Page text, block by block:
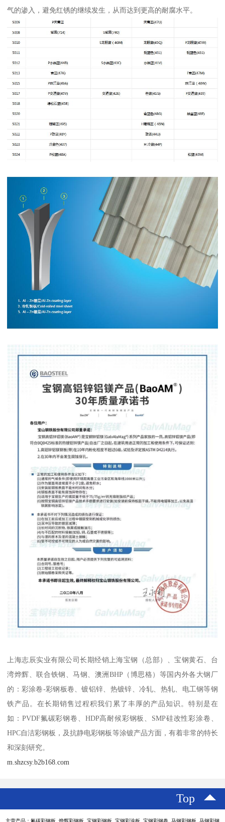
气的渗入，避免红锈的继续发生，从而达到更高的耐腐水平。
上海志辰实业有限公司长期经销上海宝钢（总部）、宝钢黄石、台
湾烨辉、联合铁钢、马钢、澳洲BHP（博思格）等国内外各大钢厂
的：彩涂卷-彩钢板卷、镀铝锌、热镀锌、冷轧、热轧、电工钢等钢
铁产品。在长期销售过程积我们累了丰厚的产品知识。特别是在
如：PVDF氟碳彩钢卷、HDP高耐候彩钢板、SMP硅改性彩涂卷、
HPC自洁彩钢板，及抗静电彩钢板等涂镀产品方面，有着非常的特长
和深刻研究。
m.shzcsy.b2b168.com
Top
主营产品：氟碳彩钢板 烨辉彩钢板 宝钢彩钢板 宝钢彩涂板 宝钢彩钢卷 马钢彩钢板 马钢彩钢